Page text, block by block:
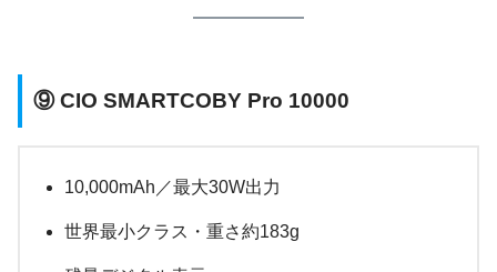
⑨CIO SMARTCOBY Pro 10000
10,000mAh／最大30W出力
世界最小クラス・重さ約183g